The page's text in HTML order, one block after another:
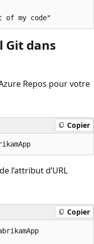
Git dans
Repos pour votre
Copier
l’attribut d’URL
Copier